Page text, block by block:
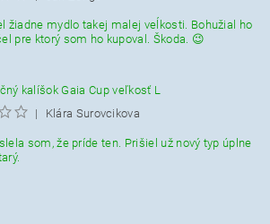
žiadne mydlo takej malej veĺkosti. Bohužial ho
pre ktorý som ho kupoval. Škoda. 😉
kalíšok Gaia Cup veľkosť L
|
Klára Surovcikova
som, že príde ten. Prišiel už nový typ úplne